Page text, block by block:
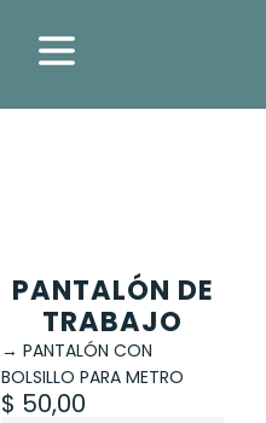
PANTALÓN DE
TRABAJO
→ PANTALÓN CON
BOLSILLO PARA METRO
$ 50,00